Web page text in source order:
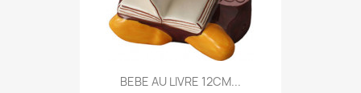
BEBE AU LIVRE 12CM...